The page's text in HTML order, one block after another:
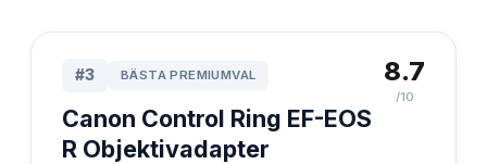
#3 BÄSTA PREMIUMVAL
Canon Control Ring EF-EOS
R Objektivadapter
8.7
/10